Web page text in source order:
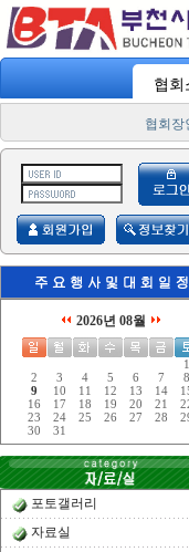
일에 3번! 하루 30분 운동! "
협회
협회장
2026년 08월
1
2
3 4 5 6 7
8
9
10 11 12 13 14
16
17 18 19 20 21
23
24 25 26 27 28
30
31
포토갤러리
자료실